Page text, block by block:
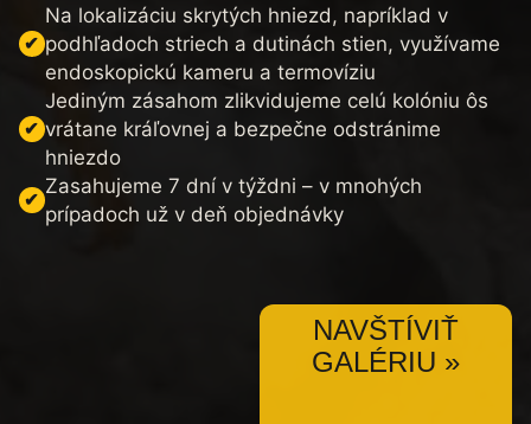
Na lokalizáciu skrytých hniezd, napríklad v
podhľadoch striech a dutinách stien, využívame
endoskopickú kameru a termovíziu
Jediným zásahom zlikvidujeme celú kolóniu ôs
vrátane kráľovnej a bezpečne odstránime
hniezdo
Zasahujeme 7 dní v týždni – v mnohých
prípadoch už v deň objednávky
NAVŠTÍVIŤ
GALÉRIU »